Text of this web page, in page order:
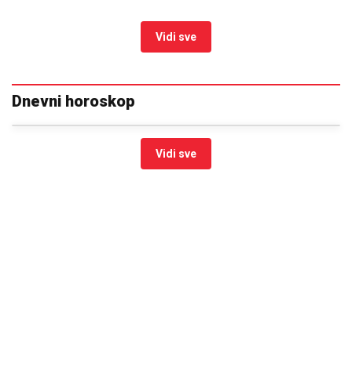
Vidi sve
Dnevni horoskop
Vidi sve